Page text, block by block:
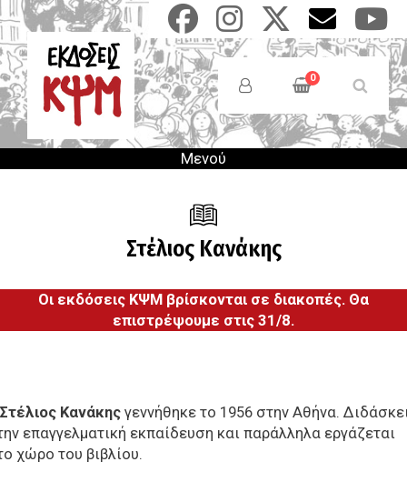
Παράκαμψη
προς
το
κυρίως
περιεχόμενο
Users
Menu
0
Μενού
Στέλιος Κανάκης
Οι εκδόσεις ΚΨΜ βρίσκονται σε διακοπές. Θα
επιστρέψουμε στις 31/8.
Στέλιος Κανάκης γεννήθηκε το 1956 στην Αθήνα.
επαγγελματική εκπαίδευση και παράλληλα εργάζεται
χώρο του βιβλίου.